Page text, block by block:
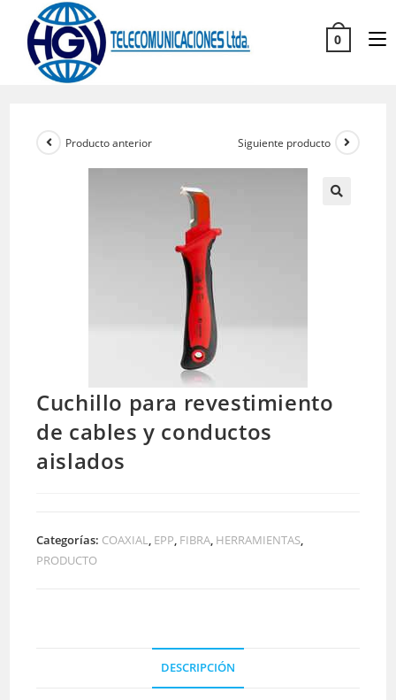
0
Producto anterior Siguiente producto
Cuchillo para revestimiento
de cables y conductos
aislados
Categorías: COAXIAL, EPP, FIBRA, HERRAMIENTAS,
PRODUCTO
DESCRIPCIÓN